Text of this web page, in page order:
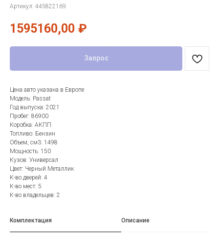
Артикул: 445822169
1595160,00 ₽
Запрос
Цена авто указана в Европе
Модель: Passat
Год выпуска: 2021
Пробег: 86900
Коробка: АКПП
Топливо: Бензин
Объем, см3: 1498
Мощность: 150
Кузов: Универсал
Цвет: Черный Металлик
К-во дверей: 4
К-во мест: 5
К-во владельцев: 2
Комплектация Описание